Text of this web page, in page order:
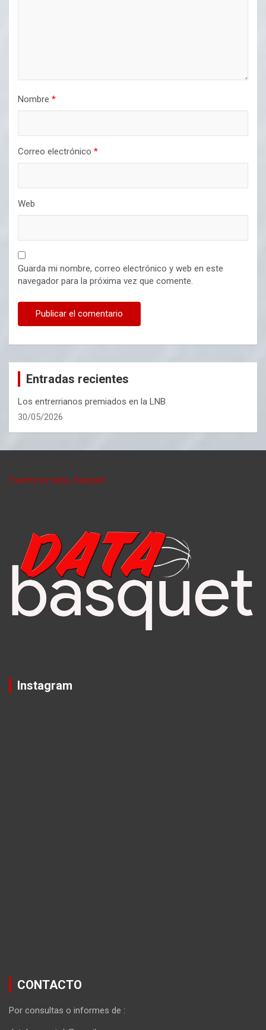
Nombre *
Correo electrónico *
Web
Guarda mi nombre, correo electrónico y web en este
navegador para la próxima vez que comente.
Entradas recientes
Los entrerrianos premiados en la LNB
30/05/2026
Tweets by data_basquet
Instagram
CONTACTO
Por consultas o informes de :